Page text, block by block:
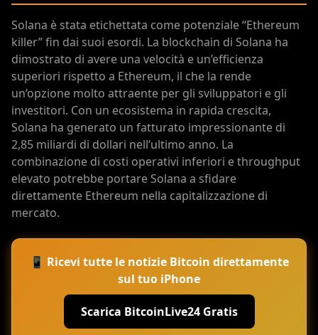
Solana è stata etichettata come potenziale “Ethereum
killer” fin dai suoi esordi. La blockchain di Solana ha
dimostrato di avere una velocità e un’efficienza
superiori rispetto a Ethereum, il che la rende
un’opzione molto attraente per gli sviluppatori e gli
investitori. Con un ecosistema in rapida crescita,
Solana ha generato un fatturato impressionante di
2,85 miliardi di dollari nell’ultimo anno. La
combinazione di costi operativi inferiori e throughput
elevato potrebbe portare Solana a sfidare
direttamente Ethereum nella capitalizzazione di
mercato.
📱 Ricevi tutte le notizie Bitcoin direttamente
sul tuo iPhone
Scarica BitcoinLive24 Gratis